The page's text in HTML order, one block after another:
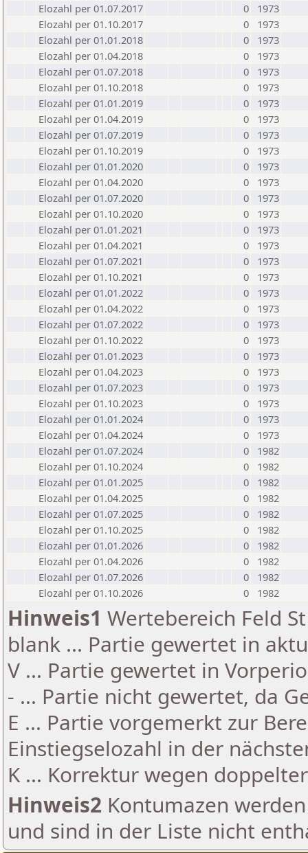
Elozahl per 01.07.2017
0
1973
Elozahl per 01.10.2017
0
1973
Elozahl per 01.01.2018
0
1973
Elozahl per 01.04.2018
0
1973
Elozahl per 01.07.2018
0
1973
Elozahl per 01.10.2018
0
1973
Elozahl per 01.01.2019
0
1973
Elozahl per 01.04.2019
0
1973
Elozahl per 01.07.2019
0
1973
Elozahl per 01.10.2019
0
1973
Elozahl per 01.01.2020
0
1973
Elozahl per 01.04.2020
0
1973
Elozahl per 01.07.2020
0
1973
Elozahl per 01.10.2020
0
1973
Elozahl per 01.01.2021
0
1973
Elozahl per 01.04.2021
0
1973
Elozahl per 01.07.2021
0
1973
Elozahl per 01.10.2021
0
1973
Elozahl per 01.01.2022
0
1973
Elozahl per 01.04.2022
0
1973
Elozahl per 01.07.2022
0
1973
Elozahl per 01.10.2022
0
1973
Elozahl per 01.01.2023
0
1973
Elozahl per 01.04.2023
0
1973
Elozahl per 01.07.2023
0
1973
Elozahl per 01.10.2023
0
1973
Elozahl per 01.01.2024
0
1973
Elozahl per 01.04.2024
0
1973
Elozahl per 01.07.2024
0
1982
Elozahl per 01.10.2024
0
1982
Elozahl per 01.01.2025
0
1982
Elozahl per 01.04.2025
0
1982
Elozahl per 01.07.2025
0
1982
Elozahl per 01.10.2025
0
1982
Elozahl per 01.01.2026
0
1982
Elozahl per 01.04.2026
0
1982
Elozahl per 01.07.2026
0
1982
Elozahl per 01.10.2026
0 1982
Hinweis1 Wertebereich Feld
blank ... Partie gewertet in
V ... Partie gewertet in
- ... Partie nicht gewertet, da
E ... Partie vorgemerkt zur
Einstiegselozahl in der
K ... Korrektur wegen
Hinweis2 Kontumazen
und sind in der Liste nicht